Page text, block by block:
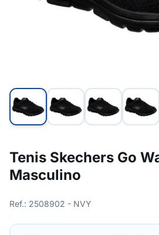
Tenis Skechers Go
Masculino
Ref.: 2508902 - NVY